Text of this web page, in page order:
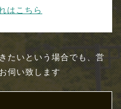
はこちら
たいという場合でも、営
伺い致します